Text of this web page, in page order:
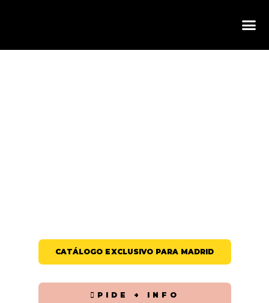
CATÁLOGO EXCLUSIVO PARA MADRID
PIDE + INFO